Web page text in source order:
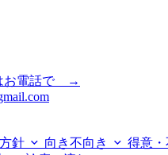
お電話で →
針 向き不向き 得意